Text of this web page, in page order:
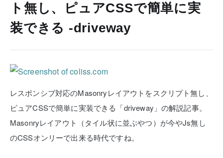
ト無し、ピュアCSSで簡単に実
装できる -driveway
レスポンシブ対応のMasonryレイアウトをスクリプト無し、
ピュアCSSで簡単に実装できる「driveway」の解説記事。
Masonryレイアウト（タイル状に並ぶやつ）が今やJs無し
のCSSオンリーで出来る時代ですね。